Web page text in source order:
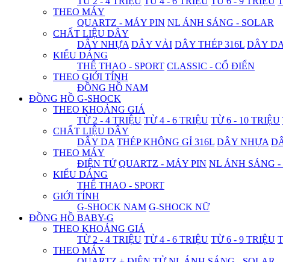
THEO MÁY
QUARTZ - MÁY PIN NL ÁNH SÁNG - SOLAR
CHẤT LIỆU DÂY
DÂY NHỰA DÂY VẢI DÂY THÉP 316L DÂY DA
KIỂU DÁNG
THỂ THAO - SPORT CLASSIC - CỔ ĐIỂN
THEO GIỚI TÍNH
ĐỒNG HỒ NAM
ĐỒNG HỒ G-SHOCK
THEO KHOẢNG GIÁ
TỪ 2 - 4 TRIỆU TỪ 4 - 6 TRIỆU TỪ 6 - 10 TRIỆU
CHẤT LIỆU DÂY
DÂY DA THÉP KHÔNG GỈ 316L DÂY NHỰA
THEO MÁY
ĐIỆN TỬ QUARTZ - MÁY PIN NL ÁNH SÁNG -
KIỂU DÁNG
THỂ THAO - SPORT
GIỚI TÍNH
G-SHOCK NAM G-SHOCK NỮ
ĐỒNG HỒ BABY-G
THEO KHOẢNG GIÁ
TỪ 2 - 4 TRIỆU TỪ 4 - 6 TRIỆU TỪ 6 - 9 TRIỆU
THEO MÁY